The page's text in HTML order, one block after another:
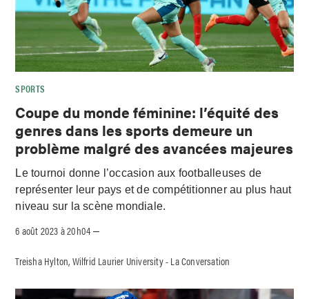
SPORTS
Coupe du monde féminine: l’équité des
genres dans les sports demeure un
problème malgré des avancées majeures
Le tournoi donne l’occasion aux footballeuses de
représenter leur pays et de compétitionner au plus haut
niveau sur la scène mondiale.
6 août 2023 à 20h04 –
Treisha Hylton, Wilfrid Laurier University - La Conversation